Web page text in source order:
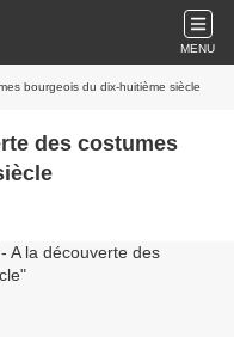
MENU
bourgeois du dix-huitième siècle
des costumes